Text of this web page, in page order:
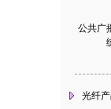
公共广
光纤